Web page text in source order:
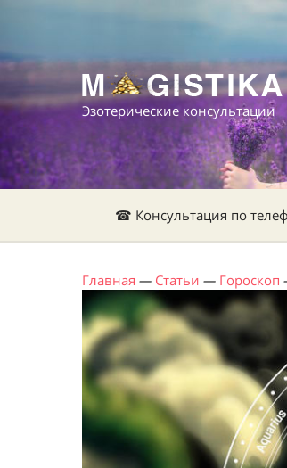
Эзотерические консультации
☎ Консультация по
Главная — Статьи — Гороскоп